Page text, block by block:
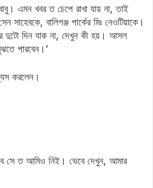
এমন খবর ত চেপে রাখা যায় না, তাই
বালিগঞ্জ পার্কের মিঃ নেওটিয়াকে।
দুটো দিন যাক না, দেখুন কী হয়। আসল
পারবেন।’
করলেন।
সে ত আমিও নিই। ভেবে দেখুন, আমার